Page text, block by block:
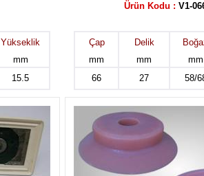
Yükseklik
mm
15.5
Ürün Kodu : V1-
Çap
mm
Delik
mm
mm
66
27 58/